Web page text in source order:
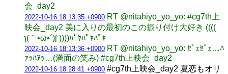
会_day2
2022-10-16 18:13:35 +0900 RT @nitahiyo_yo_yo: #cg7th上
映会_day2 美に入りの最初のこの振り付け大好き ((((
ʅ(｀•ω•´)ʃ ))))ﾊﾟﾔﾊﾟﾔﾊﾟﾔ
2022-10-16 18:13:36 +0900 RT @nitahiyo_yo_yo: ｾﾞｪｾﾞｪ…ﾊ
ｧｯﾊｱｯ…(満面の笑み) #cg7th上映会_day2
2022-10-16 18:28:41 +0900 #cg7th上映会_day2 夏恋もオリ